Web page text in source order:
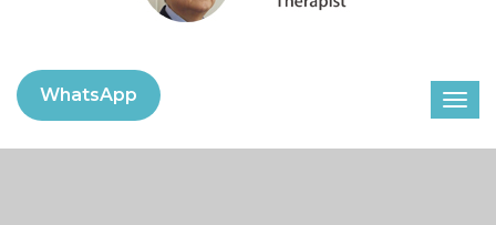
WhatsApp